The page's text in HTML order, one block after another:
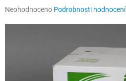
Průměrné
Neohodnoceno Podrobnosti hodnocení